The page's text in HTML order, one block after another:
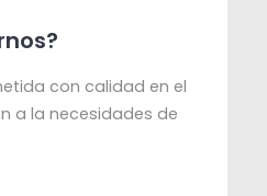
con calidad en el
a la necesidades de